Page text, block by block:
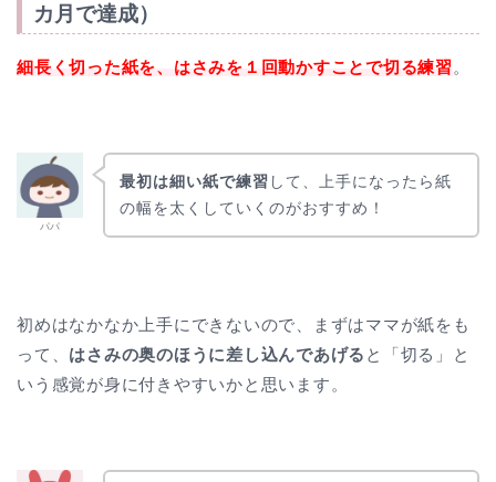
カ月で達成）
細長く切った紙を、はさみを１回動かすことで切る練習。
パパ
最初は細い紙で練習 して、上手になったら紙
の幅を太くしていくのがおすすめ！
初めはなかなか上手にできないので、まずはママが紙をも
って、 はさみの奥のほうに差し込んであげる と「切る」と
いう感覚が身に付きやすいかと思います。